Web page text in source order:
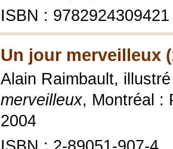
ISBN : 9782924309421
Un jour merveilleux
Alain Raimbault,
merveilleux, Montréal :
2004